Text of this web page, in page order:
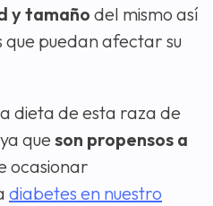
y tamaño del mismo así
puedan afectar su
dieta de esta raza de
que son propensos a
ocasionar
diabetes en nuestro